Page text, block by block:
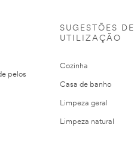
pelos
SUGESTÕES DE
UTILIZAÇÃO
Cozinha
Casa de banho
Limpeza geral
Limpeza natural